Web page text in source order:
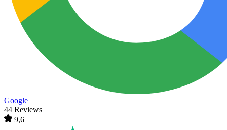
Google
44 Reviews
9,6